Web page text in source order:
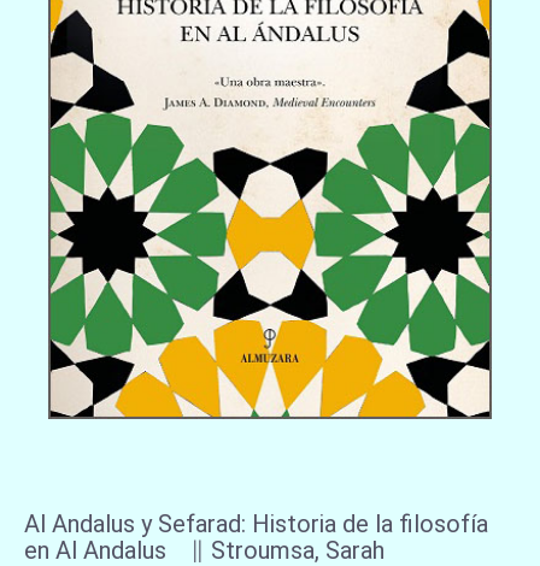
Al Andalus y Sefarad: Historia de la filosofía
en Al Andalus ∥ Stroumsa, Sarah